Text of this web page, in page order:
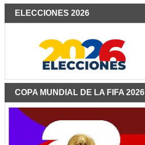
ELECCIONES 2026
COPA MUNDIAL DE LA FIFA 2026